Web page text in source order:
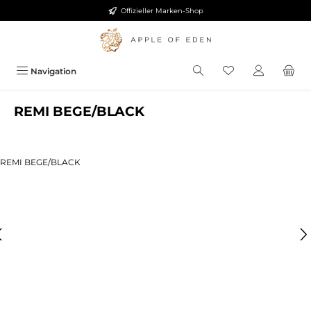
Zum Hauptinhalt springen Offizieller Marken-Shop
Navigation
REMI BEGE/BLACK
überspringen